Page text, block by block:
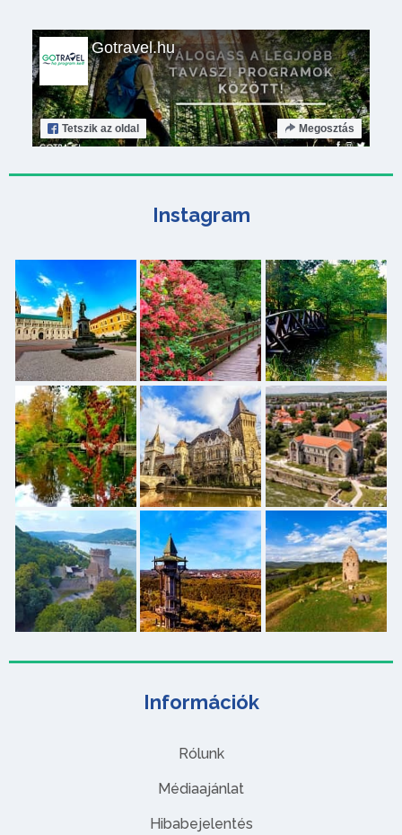
Információk
Rólunk
Médiaajánlat
Hibabejelentés
Gotravel.hu
Tetszik az oldal Megosztás
Instagram